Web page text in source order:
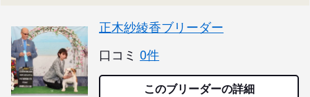
正木紗綾香ブリーダー
口コミ 0件
このブリーダーの詳細